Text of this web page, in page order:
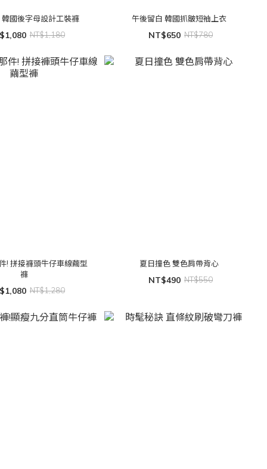
國後字母設計工裝褲
NT$1,180
午後留白 韓國抓皺短袖上衣
NT$650 NT$780
! 拼接褲頭牛仔車線繭型
褲
NT$1,280
夏日撞色 雙色肩帶背心
NT$490 NT$550